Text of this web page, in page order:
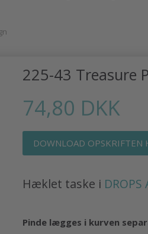
225-43 Treasure
74,80 DKK
DOWNLOAD OPSKRIFTEN
Hæklet taske i DROPS
Pinde lægges i kurven